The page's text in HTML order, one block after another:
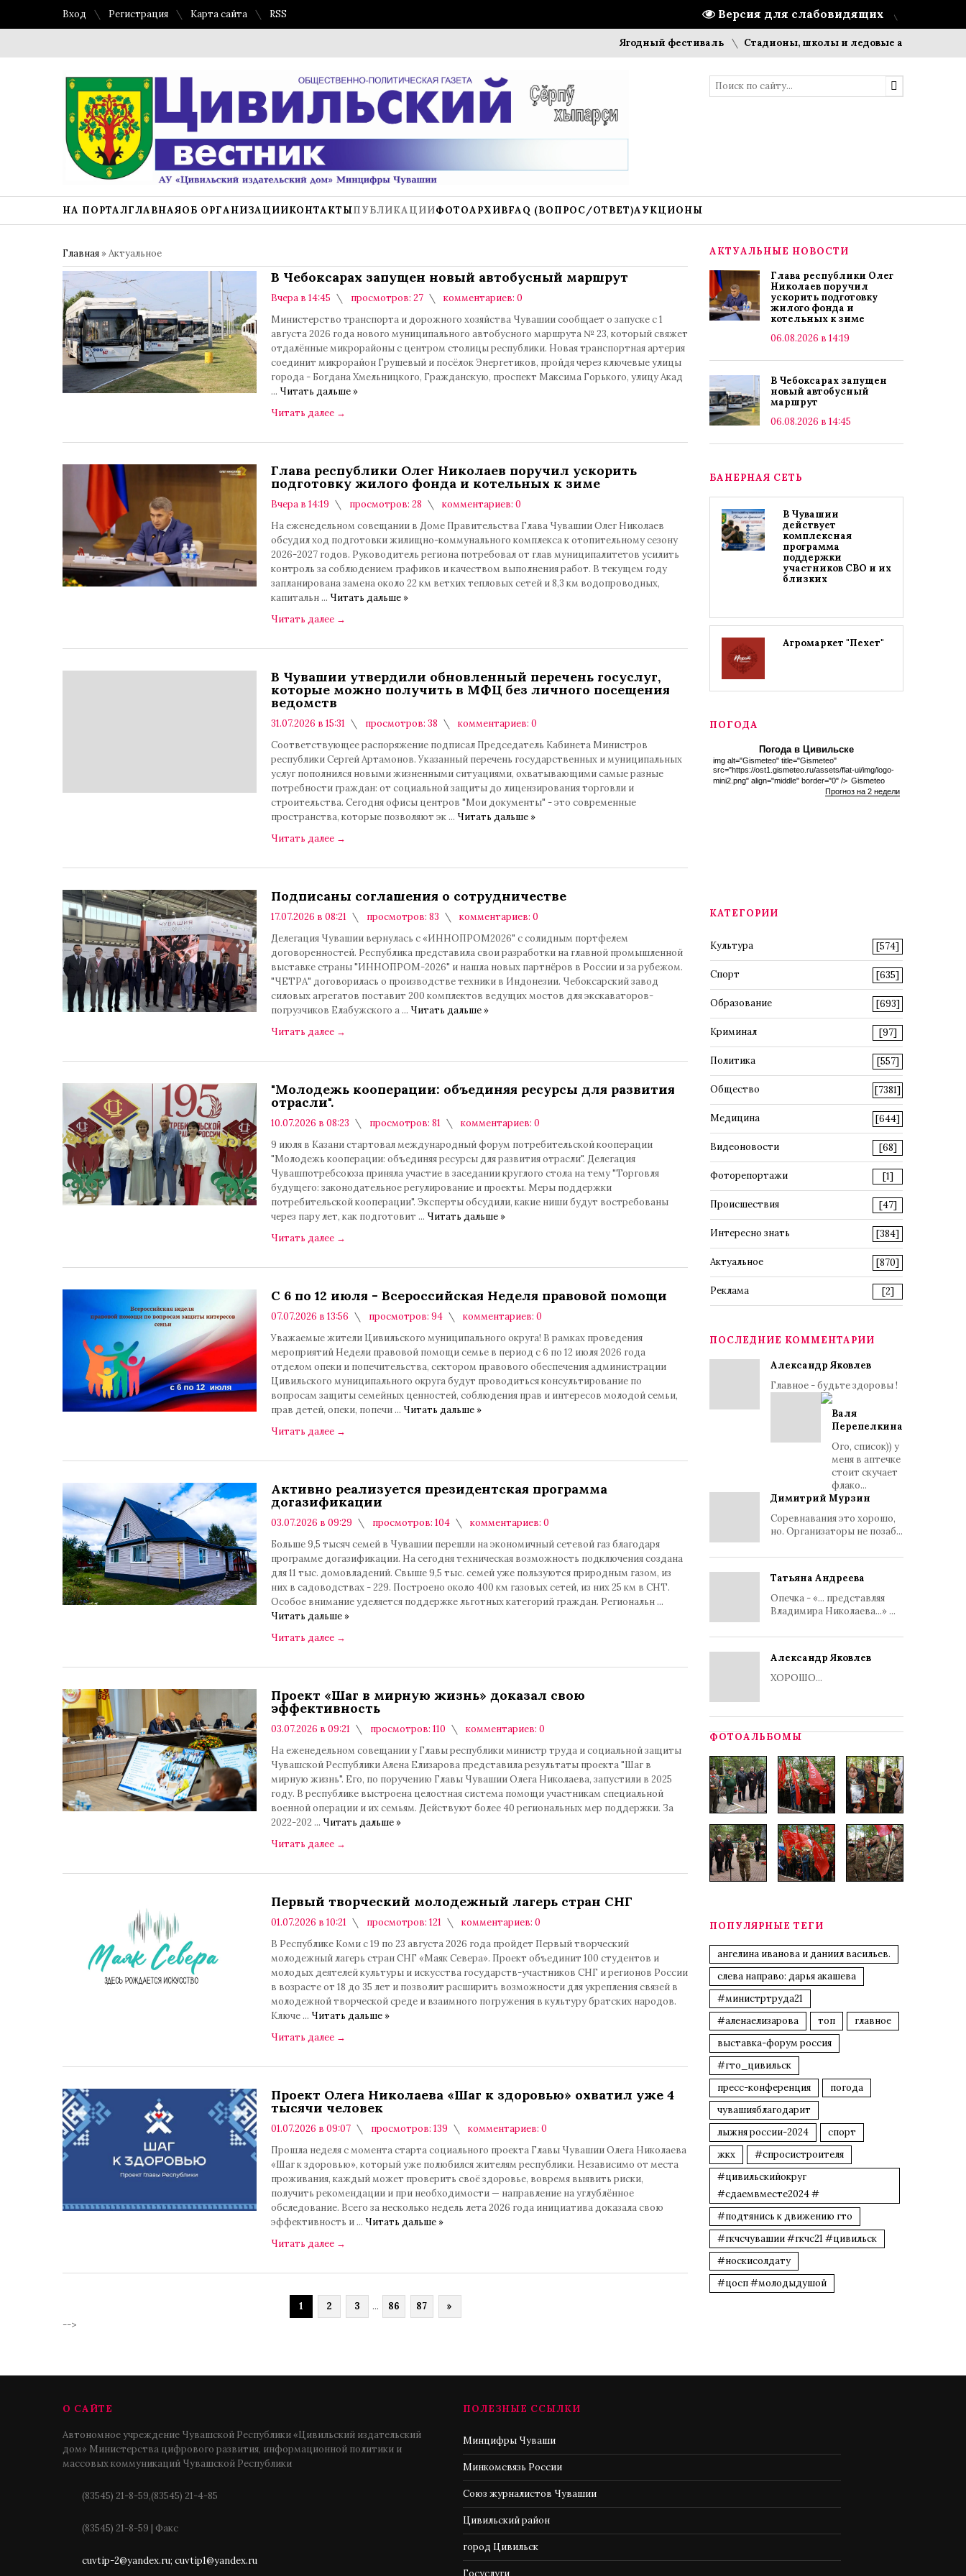
Версия для слабовидящих
Вход Регистрация Карта сайта RSS
Ягодный фестиваль Стадионы, школы и ледовые арены: что строит
НА ПОРТАЛГЛАВНАЯОБ ОРГАНИЗАЦИИКОНТАКТЫПУБЛИКАЦИИФОТОАРХИВFAQ (ВОПРОС/ОТВЕТ)АУКЦИОНЫ
Главная »Актуальное
В Чебоксарах запущен новый автобусный маршрут
Вчера в 14:45 просмотров: 27
комментариев: 0
Министерство транспорта и дорожного хозяйства Чувашии сообщает о запуске с 1
августа 2026 года нового муниципального автобусного маршрута № 23, который свяжет
отдалённые микрорайоны с центром столицы республики. Новая транспортная артерия
соединит микрорайон Грушевый и посёлок Энергетиков, пройдя через ключевые улицы
города - Богдана Хмельницкого, Гражданскую, проспект Максима Горького, улицу Акад
... Читать дальше »
Читать далее →
Глава республики Олег Николаев поручил ускорить
подготовку жилого фонда и котельных к зиме
Вчера в 14:19 просмотров: 28
комментариев: 0
На еженедельном совещании в Доме Правительства Глава Чувашии Олег Николаев
обсудил ход подготовки жилищно-коммунального комплекса к отопительному сезону
2026-2027 годов. Руководитель региона потребовал от глав муниципалитетов усилить
контроль за соблюдением графиков и качеством выполнения работ. В текущем году
запланирована замена около 22 км ветхих тепловых сетей и 8,3 км водопроводных,
капитальн ... Читать дальше »
Читать далее →
В Чувашии утвердили обновленный перечень госуслуг,
которые можно получить в МФЦ без личного посещения
ведомств
31.07.2026 в 15:31 просмотров: 38
комментариев: 0
Соответствующее распоряжение подписал Председатель Кабинета Министров
республики Сергей Артамонов. Указанный перечень государственных и муниципальных
услуг пополнился новыми жизненными ситуациями, охватывающими самые разные
потребности граждан: от социальной защиты до лицензирования торговли и
строительства. Сегодня офисы центров "Мои документы" - это современные
пространства, которые позволяют эк ... Читать дальше »
Читать далее →
Подписаны соглашения о сотрудничестве
17.07.2026 в 08:21 просмотров: 83
комментариев: 0
Делегация Чувашии вернулась с «ИННОПРОМ2026" с солидным портфелем
договоренностей. Республика представила свои разработки на главной промышленной
выставке страны "ИННОПРОМ-2026" и нашла новых партнёров в России и за рубежом.
"ЧЕТРА" договорилась о производстве техники в Индонезии. Чебоксарский завод
силовых агрегатов поставит 200 комплектов ведущих мостов для экскаваторов-
погрузчиков Елабужского а ... Читать дальше »
Читать далее →
"Молодежь кооперации: объединяя ресурсы для развития
отрасли".
10.07.2026 в 08:23 просмотров: 81
комментариев: 0
9 июля в Казани стартовал международный форум потребительской кооперации
"Молодежь кооперации: объединяя ресурсы для развития отрасли". Делегация
Чувашпотребсоюза приняла участие в заседании круглого стола на тему "Торговля
будущего: законодательное регулирование и проекты. Меры поддержки
потребительской кооперации". Эксперты обсудили, какие ниши будут востребованы
через пару лет, как подготовит ... Читать дальше »
Читать далее →
С 6 по 12 июля - Всероссийская Неделя правовой помощи
07.07.2026 в 13:56 просмотров: 94
комментариев: 0
Уважаемые жители Цивильского муниципального округа! В рамках проведения
мероприятий Недели правовой помощи семье в период с 6 по 12 июля 2026 года
отделом опеки и попечительства, сектором правового обеспечения администрации
Цивильского муниципального округа будут проводиться консультирование по
вопросам защиты семейных ценностей, соблюдения прав и интересов молодой семьи,
прав детей, опеки, попечи ... Читать дальше »
Читать далее →
Активно реализуется президентская программа
догазификации
03.07.2026 в 09:29 просмотров: 104
комментариев: 0
Больше 9,5 тысяч семей в Чувашии перешли на экономичный сетевой газ благодаря
программе догазификации. На сегодня техническая возможность подключения создана
для 11 тыс. домовладений. Свыше 9,5 тыс. семей уже пользуются природным газом, из
них в садоводствах - 229. Построено около 400 км газовых сетей, из них 25 км в СНТ.
Особое внимание уделяется поддержке льготных категорий граждан. Региональн ...
Читать дальше »
Читать далее →
Проект «Шаг в мирную жизнь» доказал свою
эффективность
03.07.2026 в 09:21 просмотров: 110
комментариев: 0
На еженедельном совещании у Главы республики министр труда и социальной защиты
Чувашской Республики Алена Елизарова представила результаты проекта "Шаг в
мирную жизнь". Его, по поручению Главы Чувашии Олега Николаева, запустили в 2025
году. В республике выстроена целостная система помощи участникам специальной
военной операции и их семьям. Действуют более 40 региональных мер поддержки. За
2022-202 ... Читать дальше »
Читать далее →
Первый творческий молодежный лагерь стран СНГ
01.07.2026 в 10:21 просмотров: 121
комментариев: 0
В Республике Коми с 19 по 23 августа 2026 года пройдет Первый творческий
молодежный лагерь стран СНГ «Маяк Севера». Проект объединит 100 студентов и
молодых деятелей культуры и искусства государств-участников СНГ и регионов России
в возрасте от 18 до 35 лет и позволит расширить возможности для укрепления связей в
молодежной творческой среде и взаимного погружения в культуру братских народов.
Ключе ... Читать дальше »
Читать далее →
Проект Олега Николаева «Шаг к здоровью» охватил уже 4
тысячи человек
01.07.2026 в 09:07 просмотров: 139
комментариев: 0
Прошла неделя с момента старта социального проекта Главы Чувашии Олега Николаева
«Шаг к здоровью», который уже полюбился жителям республики. Независимо от места
проживания, каждый может проверить своё здоровье, вовремя выявить риски,
получить рекомендации и при необходимости — направление на углублённое
обследование. Всего за несколько недель лета 2026 года инициатива доказала свою
эффективность и ... Читать дальше »
Читать далее →
1 2 3 ... 86 87
»
-->
АКТУАЛЬНЫЕ НОВОСТИ
Глава республики Олег
Николаев поручил
ускорить подготовку
жилого фонда и
котельных к зиме
06.08.2026 в 14:19
В Чебоксарах запущен
новый автобусный
маршрут
06.08.2026 в 14:45
БАНЕРНАЯ СЕТЬ
В Чувашии
действует
комплексная
программа
поддержки
участников СВО и их
близких
Агромаркет "Пехет"
ПОГОДА
Погода в Цивильске
img alt="Gismeteo" title="Gismeteo"
src="https://ost1.gismeteo.ru/assets/flat-ui/img/logo-
mini2.png" align="middle" border="0" /> Gismeteo
Прогноз на 2 недели
КАТЕГОРИИ
Культура [574]
Спорт [635]
Образование [693]
Криминал [97]
Политика [557]
Общество [7381]
Медицина [644]
Видеоновости [68]
Фоторепортажи [1]
Происшествия [47]
Интересно знать [384]
Актуальное [870]
Реклама [2]
ПОСЛЕДНИЕ КОММЕНТАРИИ
Александр Яковлев
Главное - будьте здоровы !
Валя
Перепелкина
Ого, список)) у
меня в аптечке
стоит скучает
флако...
Димитрий Мурзин
Соревнавания это хорошо,
но. Организаторы не позаб...
Татьяна Андреева
Опечка - «... представляя
Владимира Николаева...» ...
Александр Яковлев
ХОРОШО...
ФОТОАЛЬБОМЫ
ПОПУЛЯРНЫЕ ТЕГИ
ангелина иванова и даниил васильев.
слева направо: дарья акашева
#министртруда21
#аленаелизарова
топ
главное
выставка-форум россия
#гто_цивильск
пресс-конференция
погода
чувашияблагодарит
лыжня россии-2024
спорт
жкх
#спросистроителя
#цивильскийокруг
#сдаемвместе2024 #
#подтянись к движению гто
#гкчсчувашии #гкчс21 #цивильск
#носкисолдату
#цосп #молодыдушой
О САЙТЕ
Автономное учреждение Чувашской Республики «Цивильский издательский
дом» Министерства цифрового развития, информационной политики и
массовых коммуникаций Чувашской Республики
(83545) 21-8-59,(83545) 21-4-85
(83545) 21-8-59 | Факс
cuvtip-2@yandex.ru; cuvtip1@yandex.ru
ПОЛЕЗНЫЕ ССЫЛКИ
Минцифры Чуваши
Минкомсвязь России
Союз журналистов Чувашии
Цивильский район
город Цивильск
Госуслуги